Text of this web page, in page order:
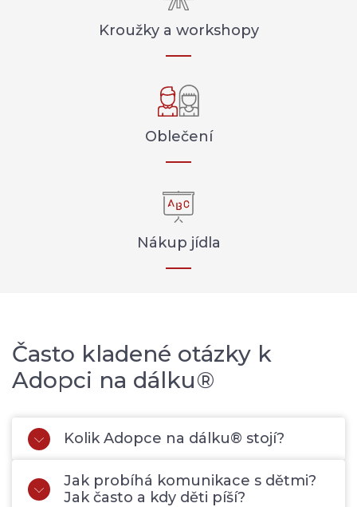
Kroužky a workshopy
Oblečení
Nákup jídla
Často kladené otázky k
Adopci na dálku®
Kolik Adopce na dálku® stojí?
Jak probíhá komunikace s dětmi?
Jak často a kdy děti píší?